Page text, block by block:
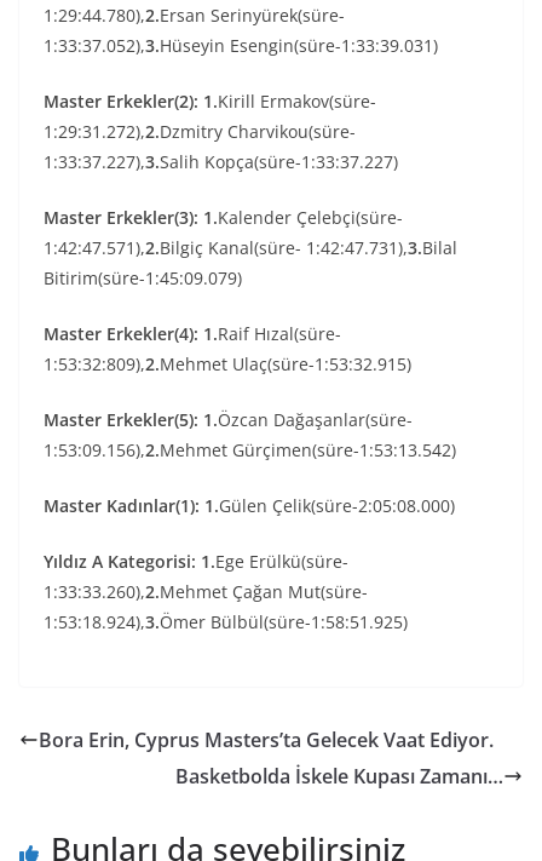
1:29:44.780),2.Ersan Serinyürek(süre-
1:33:37.052),3.Hüseyin Esengin(süre-1:33:39.031)
Master Erkekler(2): 1.Kirill Ermakov(süre-
1:29:31.272),2.Dzmitry Charvikou(süre-
1:33:37.227),3.Salih Kopça(süre-1:33:37.227)
Master Erkekler(3): 1.Kalender Çelebçi(süre-
1:42:47.571),2.Bilgiç Kanal(süre- 1:42:47.731),3.Bilal
Bitirim(süre-1:45:09.079)
Master Erkekler(4): 1.Raif Hızal(süre-
1:53:32:809),2.Mehmet Ulaç(süre-1:53:32.915)
Master Erkekler(5): 1.Özcan Dağaşanlar(süre-
1:53:09.156),2.Mehmet Gürçimen(süre-1:53:13.542)
Master Kadınlar(1): 1.Gülen Çelik(süre-2:05:08.000)
Yıldız A Kategorisi: 1.Ege Erülkü(süre-
1:33:33.260),2.Mehmet Çağan Mut(süre-
1:53:18.924),3.Ömer Bülbül(süre-1:58:51.925)
Bora Erin, Cyprus Masters’ta Gelecek Vaat Ediyor.
Basketbolda İskele Kupası Zamanı…
Bunları da sevebilirsiniz